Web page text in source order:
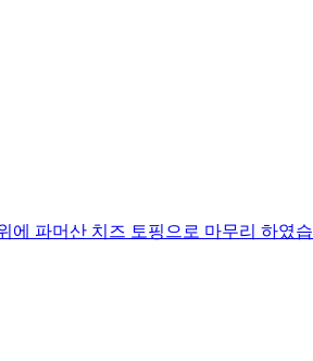
파머산 치즈 토핑으로 마무리 하였